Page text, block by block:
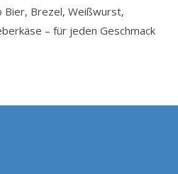
Bier, Brezel, Weißwurst,
– für jeden Geschmack